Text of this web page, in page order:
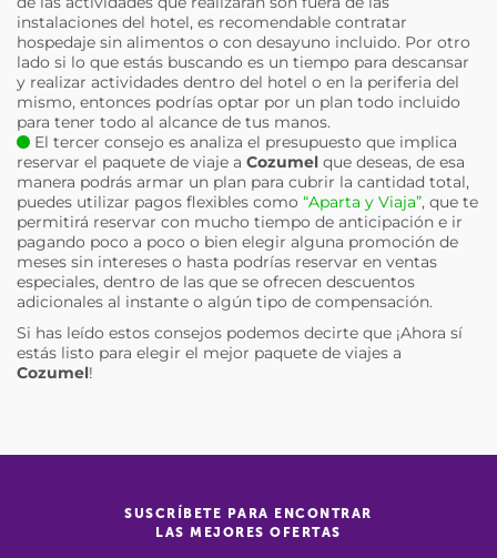
instalaciones del hotel, es recomendable contratar
hospedaje sin alimentos o con desayuno incluido. Por otro
lado si lo que estás buscando es un tiempo para descansar
y realizar actividades dentro del hotel o en la periferia del
mismo, entonces podrías optar por un plan todo incluido
para tener todo al alcance de tus manos.
El tercer consejo es analiza el presupuesto que implica
reservar el paquete de viaje a Cozumel que deseas, de esa
manera podrás armar un plan para cubrir la cantidad total,
puedes utilizar pagos flexibles como “Aparta y Viaja”, que te
permitirá reservar con mucho tiempo de anticipación e ir
pagando poco a poco o bien elegir alguna promoción de
meses sin intereses o hasta podrías reservar en ventas
especiales, dentro de las que se ofrecen descuentos
adicionales al instante o algún tipo de compensación.
Si has leído estos consejos podemos decirte que ¡Ahora sí
estás listo para elegir el mejor paquete de viajes a
Cozumel!
SUSCRÍBETE PARA ENCONTRAR
LAS MEJORES OFERTAS